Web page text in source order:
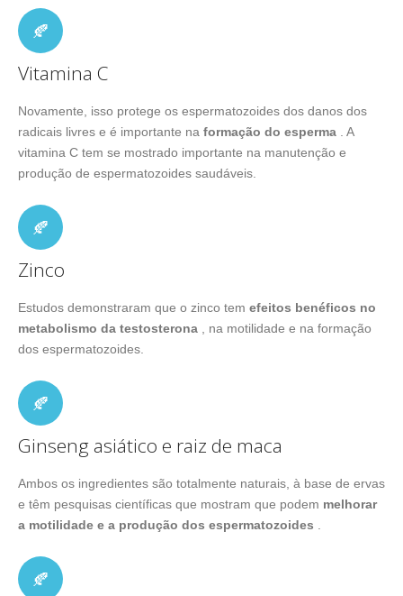
Vitamina C
Novamente, isso protege os espermatozoides dos danos dos
radicais livres e é importante na formação do esperma . A
vitamina C tem se mostrado importante na manutenção e
produção de espermatozoides saudáveis.
Zinco
Estudos demonstraram que o zinco tem efeitos benéficos no
metabolismo da testosterona , na motilidade e na formação
dos espermatozoides.
Ginseng asiático e raiz de maca
Ambos os ingredientes são totalmente naturais, à base de ervas
e têm pesquisas científicas que mostram que podem melhorar
a motilidade e a produção dos espermatozoides